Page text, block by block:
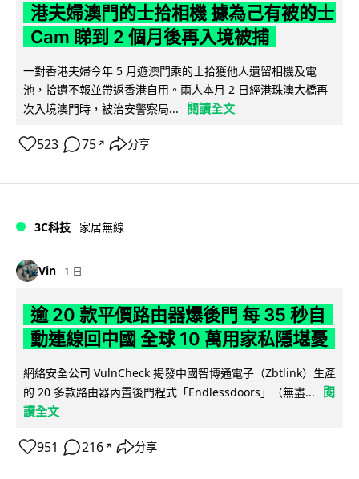
港夫婦澳門的士拾相機 據為己有被的士
Cam 睇到 2 個月後再入境被捕
一對香港夫婦今年 5 月遊澳門乘的士拾獲他人遺留相機及電
池，拾遺不報並帶返香港自用。兩人本月 2 日經港珠澳大橋再
次入境澳門時，被治安警察局...
閱讀全文
523 75 ↗ 分享
3C科技 家居無線
Vin 1 日
逾 20 款平價路由器爆後門 每 35 秒自
動連線回中國 全球 10 萬用家私隱堪憂
網絡安全公司 VulnCheck 揭發中國智博通電子（Zbtlink）生產
的 20 多款路由器內置後門程式「Endlessdoors」（無盡...
閱
讀全文
951 216 ↗ 分享